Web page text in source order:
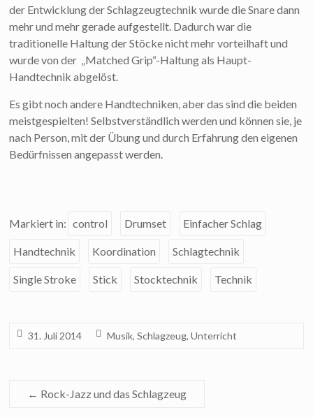
der Entwicklung der Schlagzeugtechnik wurde die Snare dann
mehr und mehr gerade aufgestellt. Dadurch war die
traditionelle Haltung der Stöcke nicht mehr vorteilhaft und
wurde von der „Matched Grip“-Haltung als Haupt-
Handtechnik abgelöst.
Es gibt noch andere Handtechniken, aber das sind die beiden
meistgespielten! Selbstverständlich werden und können sie, je
nach Person, mit der Übung und durch Erfahrung den eigenen
Bedürfnissen angepasst werden.
Markiert in: control Drumset Einfacher Schlag
Handtechnik Koordination Schlagtechnik
Single Stroke Stick Stocktechnik Technik
31. Juli 2014 Musik,Schlagzeug,Unterricht
← Rock-Jazz und das Schlagzeug